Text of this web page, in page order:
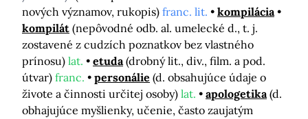
nových významov, rukopis) franc. lit.
kompilácia
kompilát (nepôvodné odb. al. umelecké d., t. j.
zostavené z cudzích poznatkov bez vlastného
prínosu) lat. etuda (drobný lit., div., film. a pod.
útvar) franc. personálie (d. obsahujúce údaje o
živote a činnosti určitej osoby) lat. apologetika (d.
obhajujúce myšlienky, učenie, často zaujatým